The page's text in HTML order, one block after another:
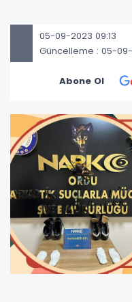
05-09-2023 09:13
Güncelleme : 05-09-
Abone Ol